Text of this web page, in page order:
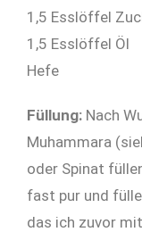
1,5 Esslöffel
1,5 Esslöffel Öl
Hefe
Füllung: Nach
Muhammara
oder Spinat
fast pur und
das ich zuvor